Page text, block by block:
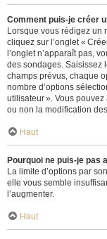
Comment puis-je créer
Lorsque vous rédigez un
cliquez sur l’onglet «
l’onglet n’apparaît pas,
des sondages. Saisissez
champs prévus, chaque
nombre d’options
utilisateur ». Vous
ou non la modification
Haut
Pourquoi ne puis-je pas
La limite d’options par
elle vous semble
l’augmenter.
Haut